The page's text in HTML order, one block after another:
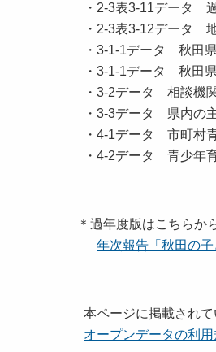
・2-3表3-11データ 過
・2-3表3-12データ 地
・3-1-1データ 秋田県
・3-1-1データ 秋田県
・3-2データ 相談機
・3-3データ 県内の
・4-1データ 市町村
・4-2データ 青少年育
＊過年度版はこちらか
年次報告「秋田の
本ページに掲載されて
オープンデータの利